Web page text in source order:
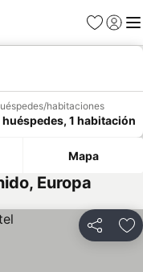
Favoritos
Iniciar
habitaciones
huéspedes, 1 habitación
Mapa
Europa
Compartir